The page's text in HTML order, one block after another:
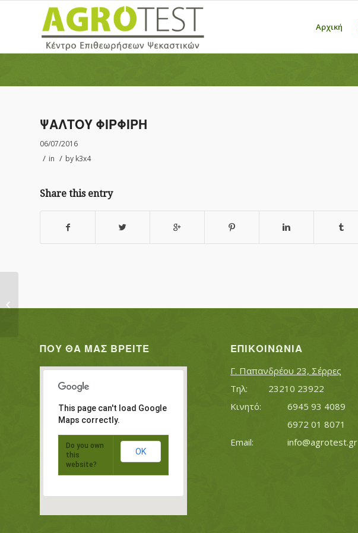
Αρχική
ΨΑΛΤΟΥ ΦΙΡΦΙΡΗ
06/07/2016
/ in / by k3x4
Share this entry
ΠΟΥ ΘΑ ΜΑΣ ΒΡΕΊΤΕ
This page can't load Google
Maps correctly.
Do you own
this
website?
OK
ΕΠΙΚΟΙΝΩΝΊΑ
Γ. Παπανδρέου 23, Σέρρες
Τηλ:		23210 23922
Κινητό:		6945 93 4089
			6972 01 8071
info@agrotest.gr